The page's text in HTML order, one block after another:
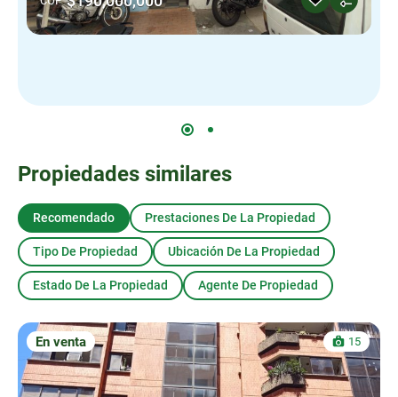
Propiedades similares
Recomendado Prestaciones De La Propiedad
Tipo De Propiedad Ubicación De La Propiedad
Estado De La Propiedad Agente De Propiedad
En venta 15